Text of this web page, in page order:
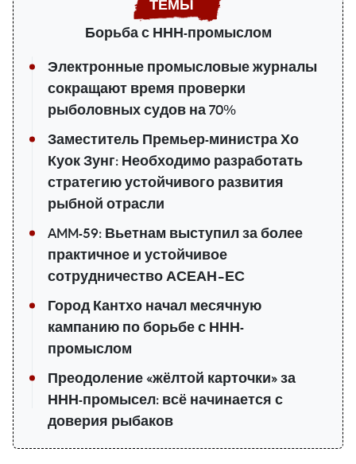
Борьба с ННН-промыслом
Электронные промысловые журналы
сокращают время проверки
рыболовных судов на 70%
Заместитель Премьер-министра Хо
Куок Зунг: Необходимо разработать
стратегию устойчивого развития
рыбной отрасли
AMM-59: Вьетнам выступил за более
практичное и устойчивое
сотрудничество АСЕАН–ЕС
Город Кантхо начал месячную
кампанию по борьбе с ННН-
промыслом
Преодоление «жёлтой карточки» за
ННН-промысел: всё начинается с
доверия рыбаков